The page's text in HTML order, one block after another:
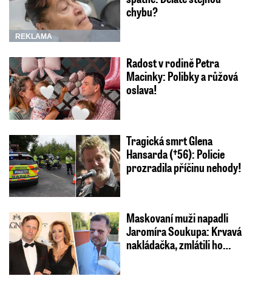
REKLAMA
chybu?
Radost v rodině Petra
Macinky: Polibky a růžová
oslava!
Tragická smrt Glena
Hansarda (†56): Policie
prozradila příčinu nehody!
Maskovaní muži napadli
Jaromíra Soukupa: Krvavá
nakládačka, zmlátili ho…